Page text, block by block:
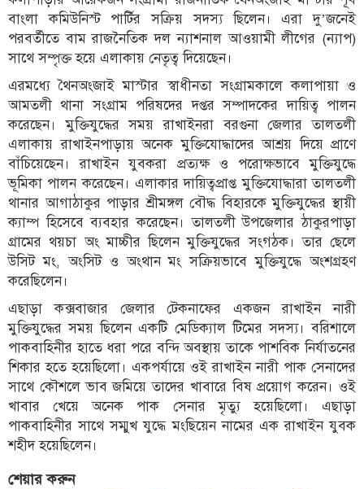
বাংলা কমিউনিস্ট পার্টির সক্রিয় সদস্য ছিলেন। এরা দু’জনেই
পরবর্তীতে বাম রাজনৈতিক দল ন্যাশনাল আওয়ামী লীগের (ন্যাপ)
সাথে সম্পৃক্ত হয়ে এলাকায় নেতৃত্ব দিয়েছেন।
এরমধ্যে থৈনঅংজাই মাস্টার স্বাধীনতা সংগ্রামকালে কলাপায়া ও
আমতলী থানা সংগ্রাম পরিষদের দপ্তর সম্পাদকের দায়িত্ব পালন
করেছেন। মুক্তিযুদ্ধের সময় রাখাইনরা বরগুনা জেলার তালতলী
এলাকায় রাখাইনপাড়ায় অনেক মুক্তিযোদ্ধাদের আশ্রয় দিয়ে প্রাণে
বাঁচিয়েছেন। রাখাইন যুবকরা প্রত্যক্ষ ও পরোক্ষভাবে মুক্তিযুদ্ধে
ভূমিকা পালন করেছেন। এলাকার দায়িত্বপ্রাপ্ত মুক্তিযোদ্ধারা তালতলী
থানার আগাঠাকুর পাড়ার শ্রীমঙ্গল বৌদ্ধ বিহারকে মুক্তিযুদ্ধের স্থায়ী
ক্যাম্প হিসেবে ব্যবহার করেছেন। তালতলী উপজেলার ঠাকুরপাড়া
গ্রামের থয়চা অং মাচ্চীর ছিলেন মুক্তিযুদ্ধের সংগঠক। তার ছেলে
উসিট মং, অংসিট ও অংথান মং সক্রিয়ভাবে মুক্তিযুদ্ধে অংশগ্রহণ
করেছিলেন।
এছাড়া কক্সবাজার জেলার টেকনাফের একজন রাখাইন নারী
মুক্তিযুদ্ধের সময় ছিলেন একটি মেডিক্যাল টিমের সদস্য। বরিশালে
পাকবাহিনীর হাতে ধরা পরে বন্দি অবস্থায় তাকে পাশবিক নির্যাতনের
শিকার হতে হয়েছিলো। একপর্যায়ে ওই রাখাইন নারী পাক সেনাদের
সাথে কৌশলে ভাব জমিয়ে তাদের খাবারে বিষ প্রয়োগ করেন। ওই
খাবার খেয়ে অনেক পাক সেনার মৃত্যু হয়েছিলো। এছাড়া
পাকবাহিনীর সাথে সম্মুখ যুদ্ধে মংছিয়েন নামের এক রাখাইন যুবক
শহীদ হয়েছিলেন।
শেয়ার করুন